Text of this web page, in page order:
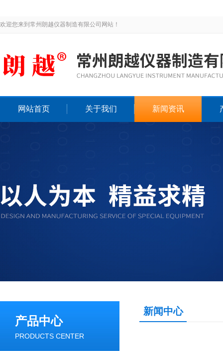
欢迎您来到常州朗越仪器制造有限公司网站！
网站首页 关于我们 新闻资讯
产品中心
PRODUCTS CENTER
新闻中心